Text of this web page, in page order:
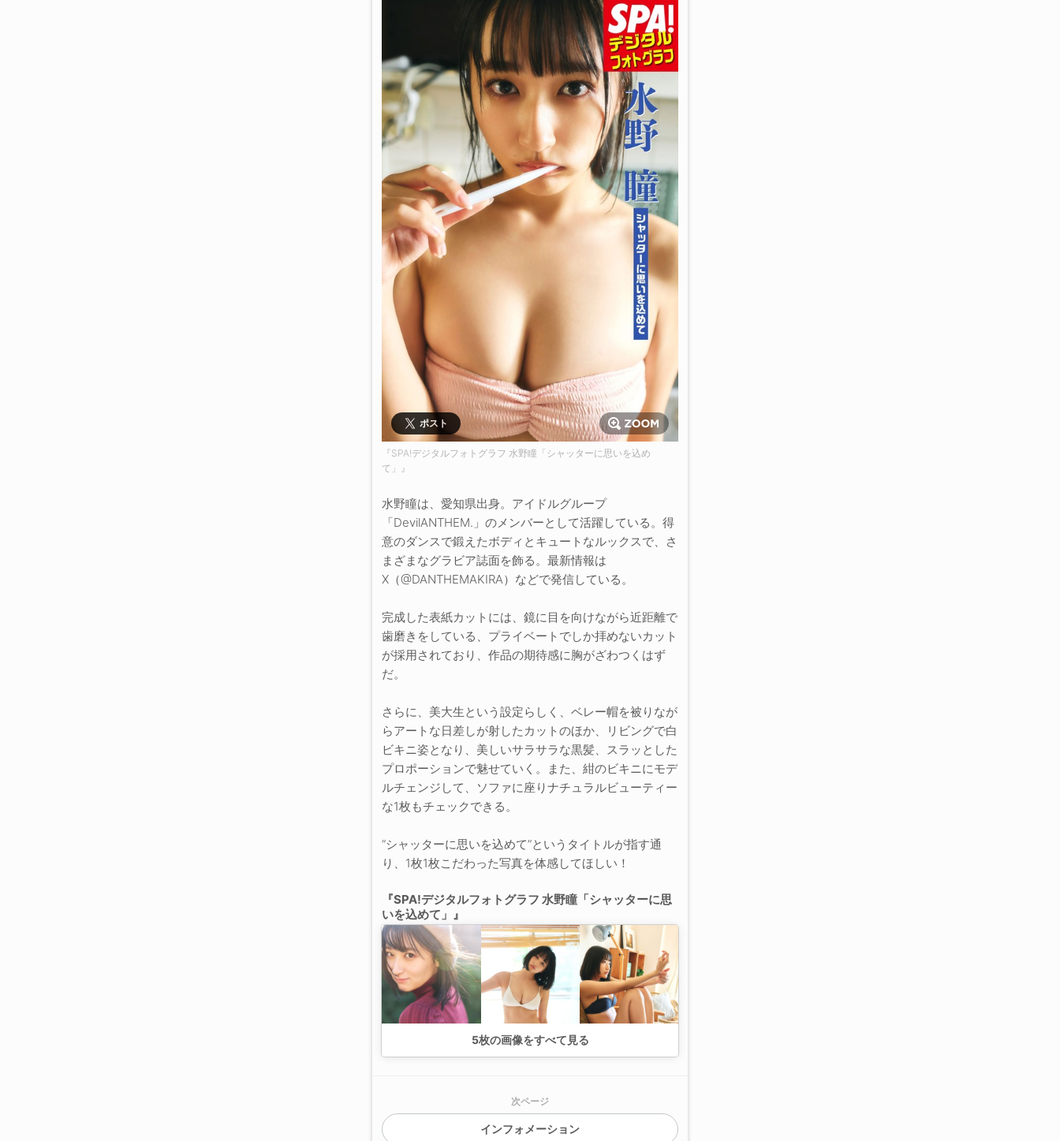
ポスト
『SPA!デジタルフォトグラフ 水野瞳「シャッターに思いを込め
て」』
水野瞳は、愛知県出身。アイドルグループ
「DevilANTHEM.」のメンバーとして活躍している。得
意のダンスで鍛えたボディとキュートなルックスで、さ
まざまなグラビア誌面を飾る。最新情報は
X（@DANTHEMAKIRA）などで発信している。
完成した表紙カットには、鏡に目を向けながら近距離で
歯磨きをしている、プライベートでしか拝めないカット
が採用されており、作品の期待感に胸がざわつくはず
だ。
さらに、美大生という設定らしく、ベレー帽を被りなが
らアートな日差しが射したカットのほか、リビングで白
ビキニ姿となり、美しいサラサラな黒髪、スラッとした
プロポーションで魅せていく。また、紺のビキニにモデ
ルチェンジして、ソファに座りナチュラルビューティー
な1枚もチェックできる。
“シャッターに思いを込めて”というタイトルが指す通
り、1枚1枚こだわった写真を体感してほしい！
『SPA!デジタルフォトグラフ 水野瞳「シャッターに思
いを込めて」』
5枚の画像をすべて見る
次ページ
インフォメーション